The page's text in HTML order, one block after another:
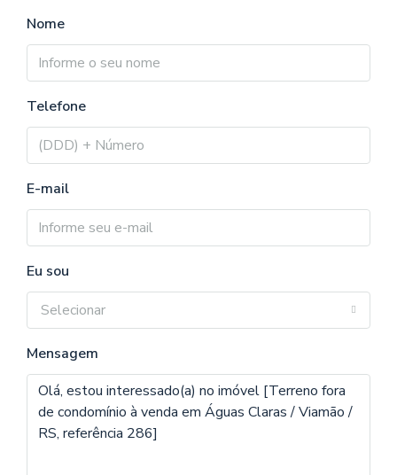
Nome
Telefone
E-mail
Eu sou
Selecionar
Mensagem